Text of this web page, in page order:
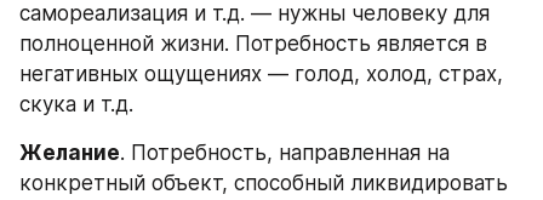
самореализация и т.д. — нужны человеку для
полноценной жизни. Потребность является в
негативных ощущениях — голод, холод, страх,
скука и т.д.
Желание. Потребность, направленная на
конкретный объект, способный ликвидировать